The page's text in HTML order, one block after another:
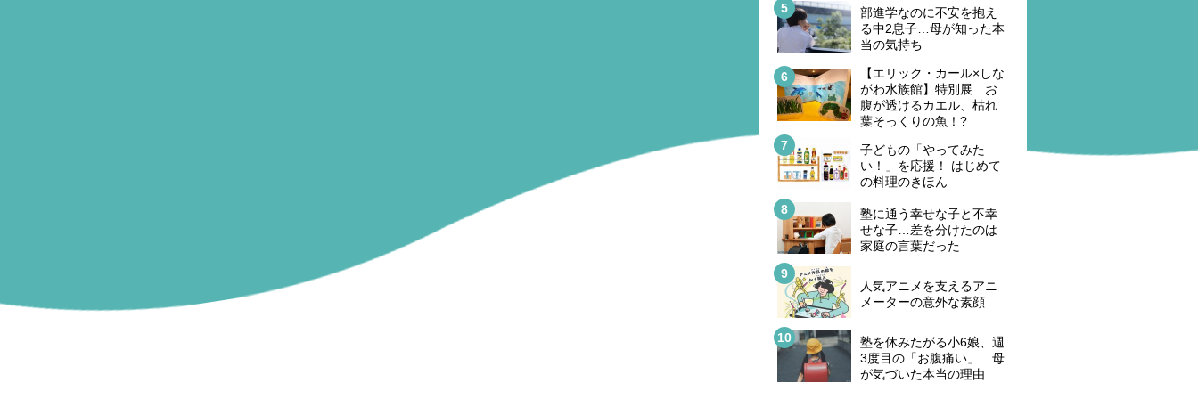
部進学なのに不安を抱え
る中2息子…母が知った本
当の気持ち
【エリック・カール×しな
がわ水族館】特別展 お
腹が透けるカエル、枯れ
葉そっくりの魚！?
子どもの「やってみた
い！」を応援！ はじめて
の料理のきほん
塾に通う幸せな子と不幸
せな子…差を分けたのは
家庭の言葉だった
人気アニメを支えるアニ
メーターの意外な素顔
塾を休みたがる小6娘、週
3度目の「お腹痛い」…母
が気づいた本当の理由